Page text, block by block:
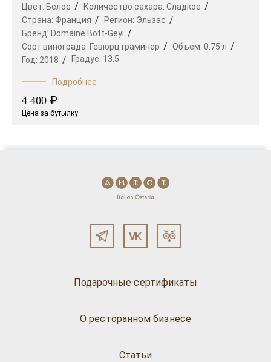
Цвет: Белое Количество сахара: Сладкое
Страна: Франция Регион: Эльзас
Бренд: Domaine Bott-Geyl
Сорт винограда: Гевюрцтраминер Объем: 0.75 л
Год: 2018 Градус: 13.5
Подробнее
4 400 ₽
Цена за бутылку
Подарочные сертификаты
О ресторанном бизнесе
Статьи